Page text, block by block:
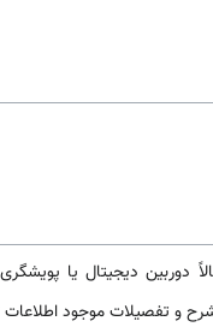
دوربین دیجیتال یا
و تفصیلات موجود اطلاعات